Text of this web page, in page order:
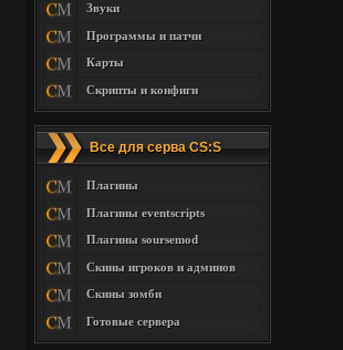
Звуки
Программы и патчи
Карты
Скрипты и конфиги
Все для серва CS:S
Плагины
Плагины eventscripts
Плагины soursemod
Скины игроков и админов
Скины зомби
Готовые сервера